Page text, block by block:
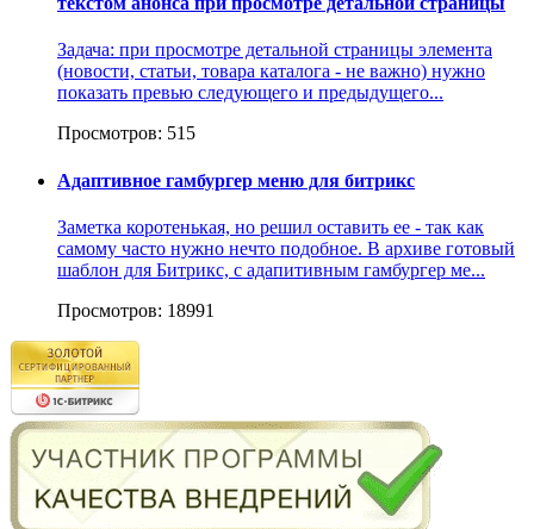
Задача: при просмотре детальной страницы элемента
(новости, статьи, товара каталога - не важно) нужно
показать превью следующего и предыдущего...
Просмотров: 515
Адаптивное гамбургер меню для битрикс
Заметка коротенькая, но решил оставить ее - так как
самому часто нужно нечто подобное. В архиве готовый
шаблон для Битрикс, с адапитивным гамбургер ме...
Просмотров: 18991